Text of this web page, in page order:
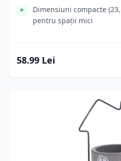
Dimensiuni compacte
pentru spații mici
58.99 Lei